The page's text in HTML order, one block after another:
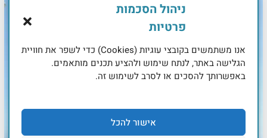
ניהול הסכמות
פרטיות
אנו משתמשים בקובצי עוגיות (Cookies) כדי לשפר את חוויית
הגלישה באתר, לנתח שימוש ולהציע תכנים מותאמים.
באפשרותך להסכים או לסרב לשימוש זה.
אישור להכל